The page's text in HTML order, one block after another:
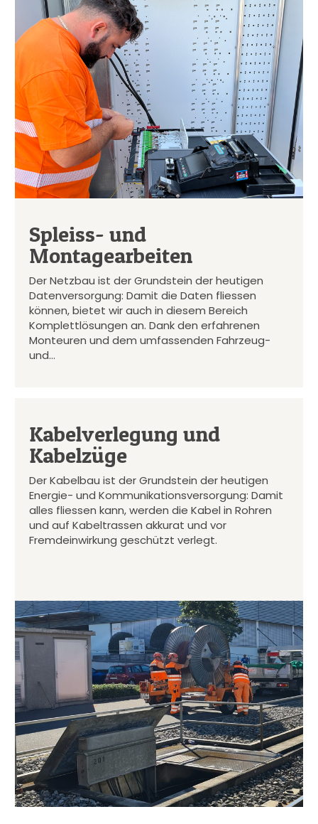
Spleiss- und
Montagearbeiten
Der Netzbau ist der Grundstein der heutigen
Datenversorgung: Damit die Daten fliessen
können, bietet wir auch in diesem Bereich
Komplettlösungen an. Dank den erfahrenen
Monteuren und dem umfassenden Fahrzeug-
und…
Kabelverlegung und
Kabelzüge
Der Kabelbau ist der Grundstein der heutigen
Energie- und Kommunikationsversorgung: Damit
alles fliessen kann, werden die Kabel in Rohren
und auf Kabeltrassen akkurat und vor
Fremdeinwirkung geschützt verlegt.